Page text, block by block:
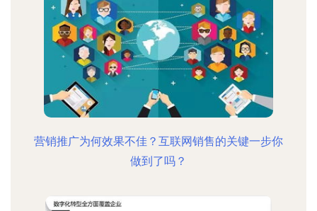
营销推广为何效果不佳？互联网销售的关键一步你
做到了吗？